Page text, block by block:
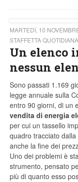
MARTEDÌ, 10
STAFFETTA
Un elenco
nessun
Sono passati 1.169
legge annuale sulla
entro 90 giorni, di un
vendita di energia
per cui un tassello
quadro tracciato
anche la fine dei
Uno dei problemi è
strumento, pensato
più di quanto esso